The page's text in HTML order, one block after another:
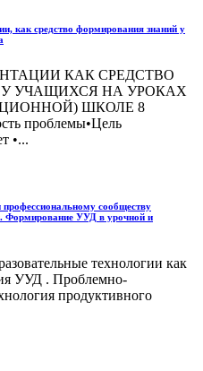
как средство формирования знаний у
КАК СРЕДСТВО
УЧАЩИХСЯ НА УРОКАХ
ШКОЛЕ 8
проблемы•Цель
•...
профессиональному сообществу
Формирование УУД в урочной и
технологии как
УУД . Проблемно-
продуктивного